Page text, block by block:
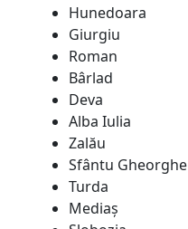
Hunedoara
Giurgiu
Roman
Bârlad
Deva
Alba Iulia
Zalău
Sfântu Gheorghe
Turda
Mediaş